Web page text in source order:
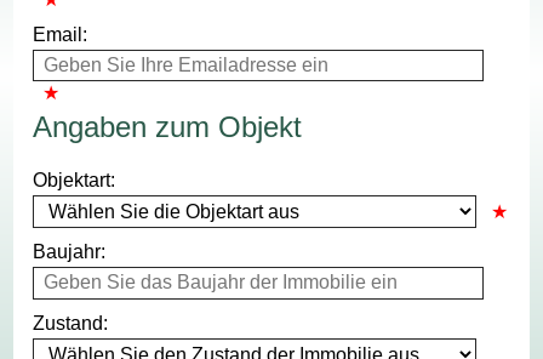
Email:
Angaben zum Objekt
Objektart:
Baujahr:
Zustand: